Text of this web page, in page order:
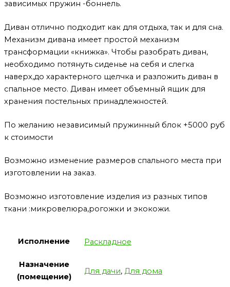
зависимых пружин -боннель.
Диван отлично подходит как для отдыха, так и для сна.
Механизм дивана имеет простой механизм
трансформации «книжка». Чтобы разобрать диван,
необходимо потянуть сиденье на себя и слегка
наверх,до характерного щелчка и разложить диван в
спальное место. Диван имеет объемный ящик для
хранения постельных принадлежностей.
По желанию независимый пружинный блок +5000 руб
к стоимости
Возможно изменение размеров спального места при
изготовлении на заказ.
Возможно изготовление изделия из разных типов
ткани :микровелюра,рогожки и экокожи.
Исполнение Раскладное
Назначение
(помещение)
Для дачи, Для дома